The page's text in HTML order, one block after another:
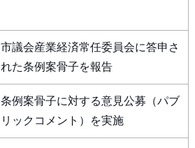
市議会産業経済常任委員会に答申さ
れた条例案骨子を報告
条例案骨子に対する意見公募（パブ
リックコメント）を実施